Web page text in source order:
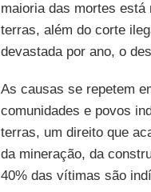
maioria das mortes está
terras, além do corte
devastada por ano, o
As causas se repetem
comunidades e povos
terras, um direito que
da mineração, da
40% das vítimas são